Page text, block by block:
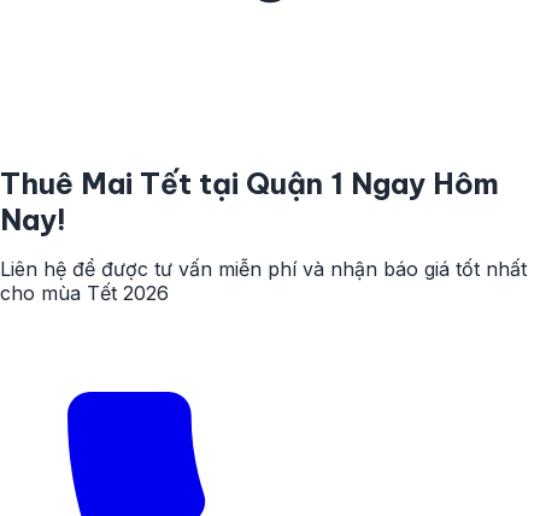
Thuê Mai Tết tại Quận 1 Ngay Hôm
Nay!
Liên hệ để được tư vấn miễn phí và nhận báo giá tốt nhất
cho mùa Tết 2026